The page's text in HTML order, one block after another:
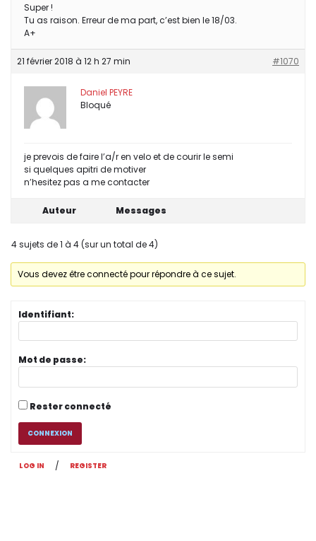
Super !
Tu as raison. Erreur de ma part, c’est bien le 18/03.
A+
21 février 2018 à 12 h 27 min #1070
Daniel PEYRE
Bloqué
je prevois de faire l’a/r en velo et de courir le semi
si quelques apitri de motiver
n’hesitez pas a me contacter
Auteur Messages
4 sujets de 1 à 4 (sur un total de 4)
Vous devez être connecté pour répondre à ce sujet.
Identifiant:
Mot de passe:
Rester connecté
CONNEXION
LOG IN / REGISTER